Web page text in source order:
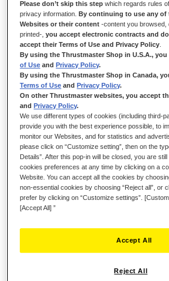
Please don’t skip this step which regards rules
privacy information.By continuing to use any of
Websites or their content -content you browsed,
printed-,you accept electronic contracts and
accept their Terms of Use and Privacy Policy
By using the Thrustmaster Shop in U.S.A.,
of Use andPrivacy Policy.
By using the Thrustmaster Shop in Canada,
Terms of Use andPrivacy Policy.
On other Thrustmaster websites, you accept
andPrivacy Policy.
We use different types of cookies (including third-
provide you with the best experience possible, to
monitor our Websites, and for statistics and
please click on “Customize setting”, then on the
Details”. After this pop-in will be closed, you are
cookies preferences at any time by clicking on a
Website. You can accept all the cookies by
non-essential cookies by choosing “Reject all”, or
prefer by clicking on “Customize settings”.
[Accept All] ”
Reject All
Accept All